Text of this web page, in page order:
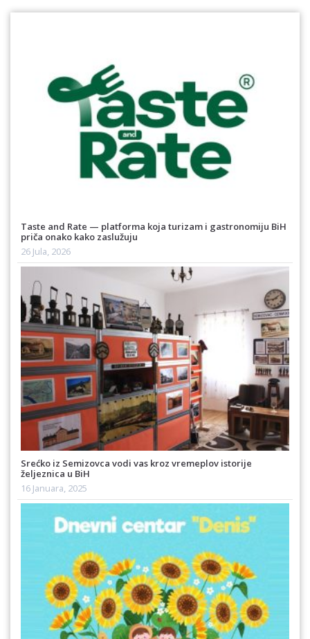
Taste and Rate — platforma koja turizam i gastronomiju BiH
priča onako kako zaslužuju
26 Jula, 2026
Srećko iz Semizovca vodi vas kroz vremeplov istorije
željeznica u BiH
16 Januara, 2025